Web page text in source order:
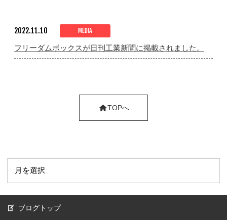
2022.11.10 MEDIA
フリーダムボックスが日刊工業新聞に掲載されました。
TOPへ
ブログトップ